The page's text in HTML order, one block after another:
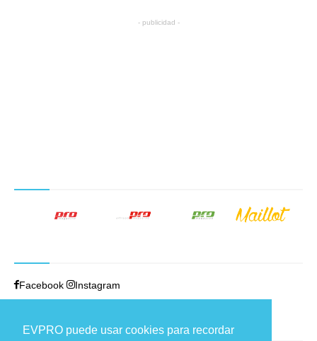
EVPRO puede usar cookies para recordar
- publicidad -
Facebook Instagram
TRABAJAMOS EN